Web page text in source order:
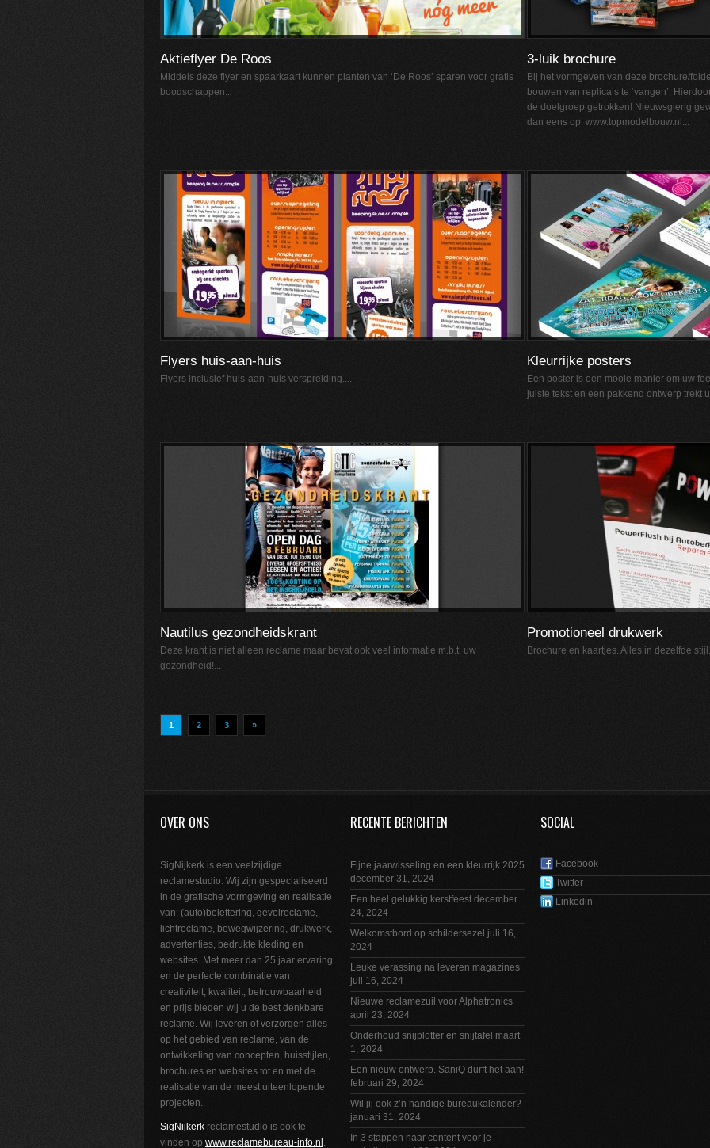
Aktieflyer De Roos
Middels deze flyer en spaarkaart kunnen planten van ‘De Roos’ sparen voor gratis
boodschappen...
3-luik brochure
Bij het vormgeven van deze brochure/
bouwen van replica’s te ‘vangen’.
de doelgroep getrokken! Nieuwsgierig
dan eens op: www.topmodelbouw.nl...
Flyers huis-aan-huis
Flyers inclusief huis-aan-huis verspreiding....
Kleurrijke posters
Een poster is een mooie manier om uw
juiste tekst en een pakkend ontwerp trekt
Nautilus gezondheidskrant
Deze krant is niet alleen reclame maar bevat ook veel informatie m.b.t. uw
gezondheid!...
Promotioneel drukwerk
Brochure en kaartjes. Alles in dezelfde
1 2 3 »
OVER ONS
SigNijkerk is een veelzijdige
reclamestudio. Wij zijn gespecialiseerd
in de grafische vormgeving en realisatie
van: (auto)belettering, gevelreclame,
lichtreclame, bewegwijzering, drukwerk,
advertenties, bedrukte kleding en
websites. Met meer dan 25 jaar ervaring
en de perfecte combinatie van
creativiteit, kwaliteit, betrouwbaarheid
en prijs bieden wij u de best denkbare
reclame. Wij leveren of verzorgen alles
op het gebied van reclame, van de
ontwikkeling van concepten, huisstijlen,
brochures en websites tot en met de
realisatie van de meest uiteenlopende
projecten.
SigNijkerk reclamestudio is ook te
vinden op www.reclamebureau-info.nl .
RECENTE BERICHTEN
Fijne jaarwisseling en een kleurrijk 2025
december 31, 2024
Een heel gelukkig kerstfeest december
24, 2024
Welkomstbord op schildersezel juli 16,
2024
Leuke verassing na leveren magazines
juli 16, 2024
Nieuwe reclamezuil voor Alphatronics
april 23, 2024
Onderhoud snijplotter en snijtafel maart
1, 2024
Een nieuw ontwerp. SaniQ durft het aan!
februari 29, 2024
Wil jij ook z’n handige bureaukalender?
januari 31, 2024
In 3 stappen naar content voor je
SOCIAL
Facebook
Twitter
Linkedin